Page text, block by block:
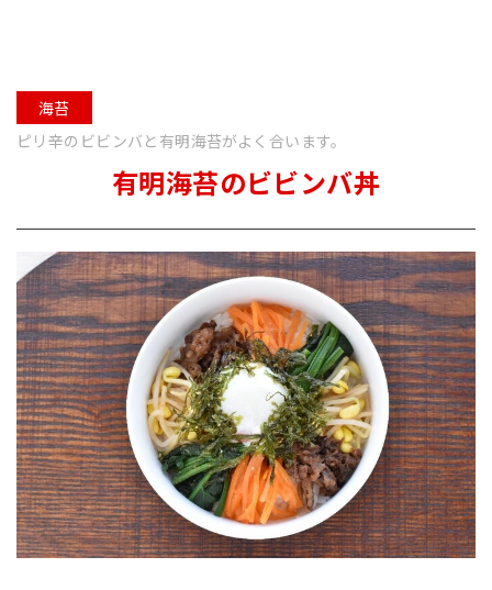
海苔
ピリ辛のビビンバと有明海苔がよく合います。
有明海苔のビビンバ丼